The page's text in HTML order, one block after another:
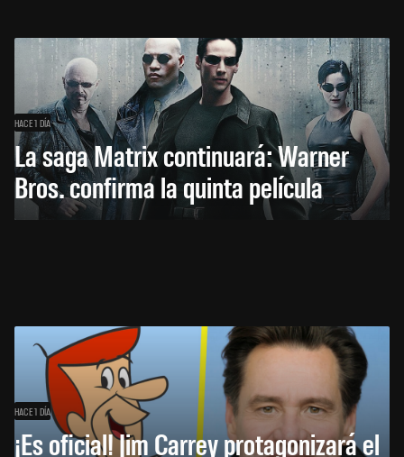
HACE 1 DÍA
La saga Matrix continuará: Warner
Bros. confirma la quinta película
HACE 1 DÍA
¡Es oficial! Jim Carrey protagonizará el